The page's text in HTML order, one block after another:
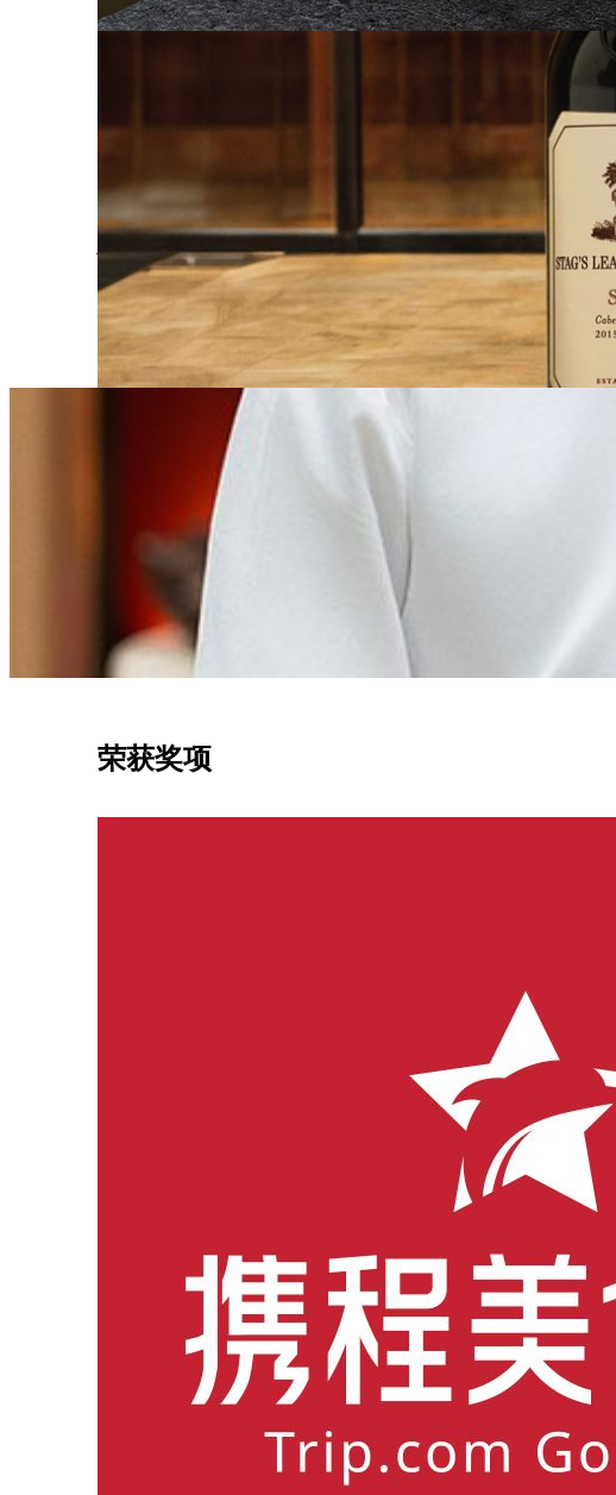
加州醇酿巡礼
侍酒师臻选三款来自加州纳帕谷名庄的赤霞珠佳酿。亲临细品
了解更多
总厨余立期拥有逾二十年经验，精准融合东西方料理艺术。来自香港
格的中法融合风格。秉持真挚初心，以上乘食材创造难忘的味觉盛宴。
荣获奖项